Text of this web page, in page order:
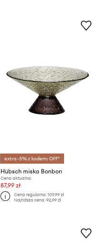
extra -5% z kodem: OFF*
Hübsch miska Bonbon
Cena aktualna:
87,99 zł
Cena regularna:109,99 zł
Najniższa cena:92,99 zł